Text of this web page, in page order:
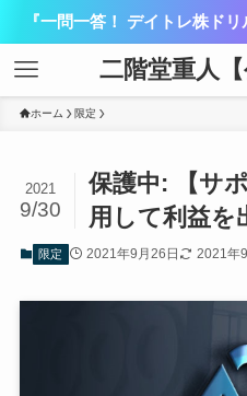
『一問一答！ デイトレ株ド
二階堂重人【
ホーム 限定
保護中: 【サ
用して利益を
2021
9/30
限定 2021年9月26日 2021年